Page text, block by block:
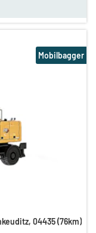
Mobilbagger
, 04435(76km)